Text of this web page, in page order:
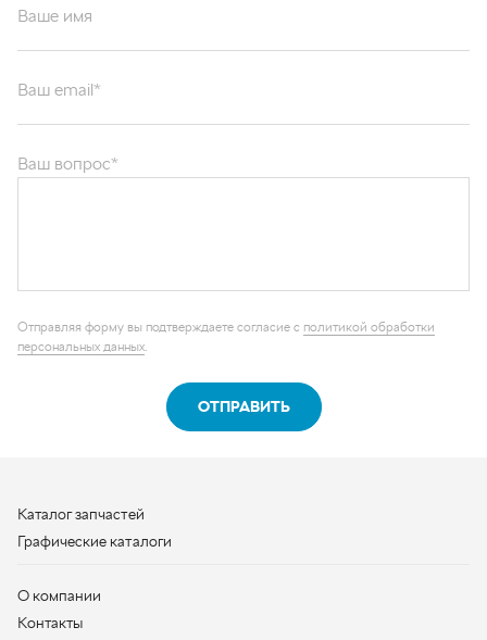
Ваше имя
персональных данных
Каталог запчастей
Контактная информация
+7 (950) 730-92-10
uralavtozap@yandex.ru
г. Миасс, Тургоякское шоссе, д. 11/63